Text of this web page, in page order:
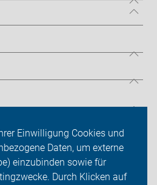
Einwilligung Cookies und
Daten, um externe
einzubinden sowie für
Durch Klicken auf